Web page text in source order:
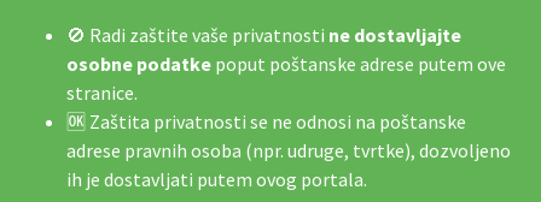
🚫 Radi zaštite vaše privatnosti ne dostavljajte
osobne podatke poput poštanske adrese putem ove
stranice.
🆗 Zaštita privatnosti se ne odnosi na poštanske
adrese pravnih osoba (npr. udruge, tvrtke), dozvoljeno
ih je dostavljati putem ovog portala.